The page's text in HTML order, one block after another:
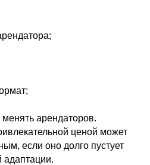
арендаторов.
ценой может
если оно долго пустует
адаптации.